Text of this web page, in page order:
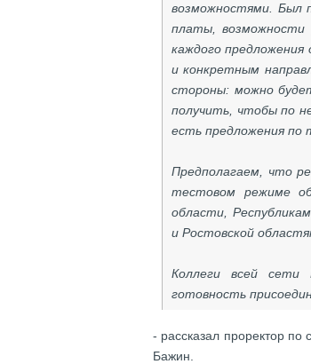
возможностями. Был
платы, возможности
каждого
и конкретным
стороны: можно
получить, чтобы по
есть предложения по
Предполагаем, что
тестовом режиме
области,
и Ростовской
Коллеги всей сети
готовность
- рассказал проректор по
Бажин.